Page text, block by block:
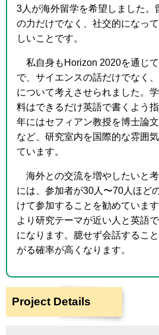
3人が海外留学を希望しました。
の力だけでなく、社交的になっ
しいことです。
私自身も Horizon 2020を通じ
で、サイエンスの話だけでなく
について考えさせられました。
料はできるだけ英語で書くよう指
年にはセフィアン教授を博士論
など、研究室内を国際的な雰囲
ています。
海外との交流を増やしたいと
には、参加者が30人〜70人ほど
けて参加することを勧めていま
より研究テーマが近い人と英語
になります。臆せず会話するこ
がる確率が高くなります。
Project Details